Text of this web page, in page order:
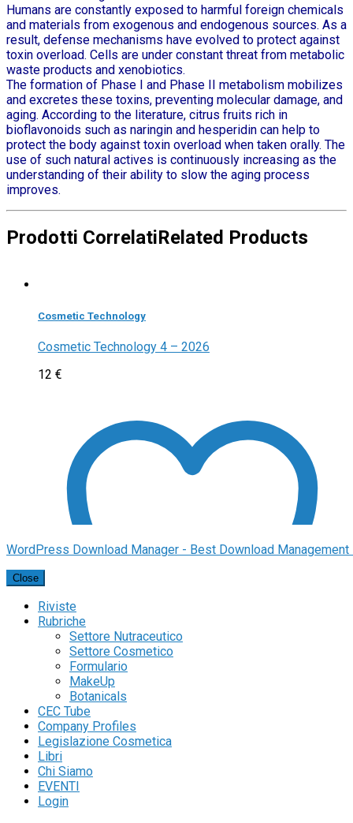
Humans are constantly exposed to harmful foreign chemicals
and materials from exogenous and endogenous sources. As a
result, defense mechanisms have evolved to protect against
toxin overload. Cells are under constant threat from metabolic
waste products and xenobiotics.
The formation of Phase I and Phase II metabolism mobilizes
and excretes these toxins, preventing molecular damage, and
aging. According to the literature, citrus fruits rich in
bioflavonoids such as naringin and hesperidin can help to
protect the body against toxin overload when taken orally. The
use of such natural actives is continuously increasing as the
understanding of their ability to slow the aging process
improves.
Prodotti CorrelatiRelated Products
Cosmetic Technology
Cosmetic Technology 4 – 2026
12 €
Aggiungi alla lista dei desideri
WordPress Download Manager - Best Download Management
Close
Riviste
Rubriche
Settore Nutraceutico
Settore Cosmetico
Formulario
MakeUp
Botanicals
CEC Tube
Company Profiles
Legislazione Cosmetica
Libri
Chi Siamo
EVENTI
Login